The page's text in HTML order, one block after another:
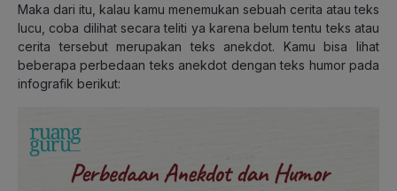
Maka dari itu, kalau kamu menemukan sebuah cerita atau teks
lucu, coba dilihat secara teliti ya karena belum tentu teks atau
cerita tersebut merupakan teks anekdot. Kamu bisa lihat
beberapa perbedaan teks anekdot dengan teks humor pada
infografik berikut: